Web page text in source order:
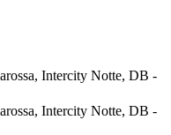
Intercity Notte, DB -
Intercity Notte, DB -